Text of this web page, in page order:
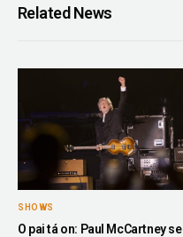
Related News
SHOWS
O pai tá on: Paul McCartney se